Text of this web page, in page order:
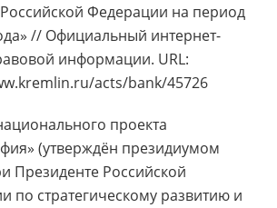
Федерации на период
// Официальный интернет-
информации. URL:
acts/bank/45726
проекта
(утверждён президиумом
Президенте Российской
по стратегическому развитию и